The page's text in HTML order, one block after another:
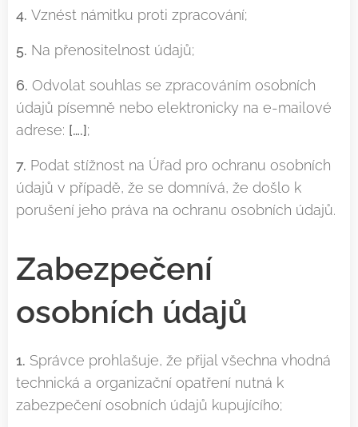
4. Vznést námitku proti zpracování;
5. Na přenositelnost údajů;
6. Odvolat souhlas se zpracováním osobních
údajů písemně nebo elektronicky na e-mailové
adrese: [….];
7. Podat stížnost na Úřad pro ochranu osobních
údajů v případě, že se domnívá, že došlo k
porušení jeho práva na ochranu osobních údajů.
Zabezpečení
osobních údajů
1. Správce prohlašuje, že přijal všechna vhodná
technická a organizační opatření nutná k
zabezpečení osobních údajů kupujícího;